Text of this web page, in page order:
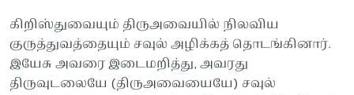
கிறிஸ்துவையும் திருஅவையில் நிலவிய
குருத்துவத்தையும் சவுல் அழிக்கத் தொடங்கினார்.
இயேசு அவரை இடைமறித்து, அவரது
திருவுடலையே (திருஅவையையே) சவுல்